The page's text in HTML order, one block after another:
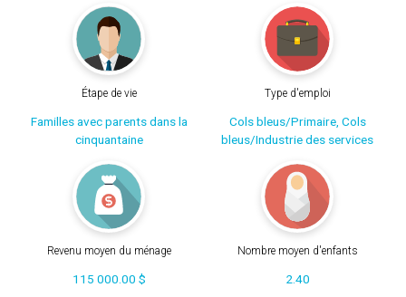
Étape de vie
Familles avec parents dans la
cinquantaine
Type d'emploi
Cols bleus/Primaire, Cols
bleus/Industrie des services
Revenu moyen du ménage
115 000.00 $
Nombre moyen d'enfants
2.40